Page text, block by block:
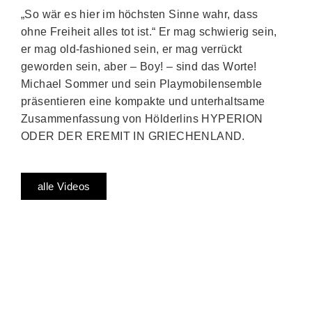
„So wär es hier im höchsten Sinne wahr, dass
ohne Freiheit alles tot ist.“ Er mag schwierig sein,
er mag old-fashioned sein, er mag verrückt
geworden sein, aber – Boy! – sind das Worte!
Michael Sommer und sein Playmobilensemble
präsentieren eine kompakte und unterhaltsame
Zusammenfassung von Hölderlins HYPERION
ODER DER EREMIT IN GRIECHENLAND.
alle Videos